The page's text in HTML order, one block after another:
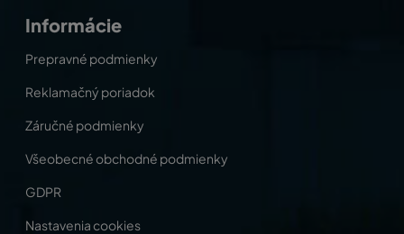
Informácie
Prepravné podmienky
Reklamačný poriadok
Záručné podmienky
Všeobecné obchodné podmienky
GDPR
Nastavenia cookies